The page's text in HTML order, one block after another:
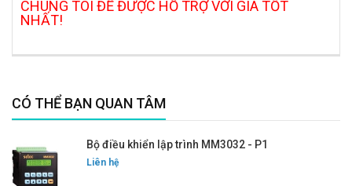
CHÚNG TÔI ĐỂ ĐƯỢC HỖ TRỢ VỚI GIÁ TỐT
NHẤT!
CÓ THỂ BẠN QUAN TÂM
Bộ điều khiển lập trình MM3032 - P1
Liên hệ